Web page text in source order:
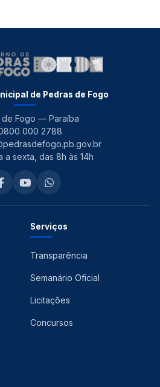
de Pedras de Fogo
de Fogo — Paraíba
000 2788
a sexta, das 8h às 14h
Serviços
Transparência
Semanário Oficial
Licitações
Concursos